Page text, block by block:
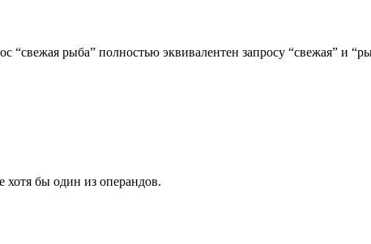
“свежая рыба” полностью эквивалентен запросу “свежая” и
хотя бы один из операндов.